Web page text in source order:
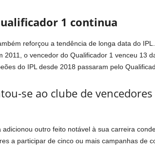
1 continua
reforçou a tendência de longa data do
o vencedor do Qualificador 1 venceu 13
do IPL desde 2018 passaram pelo
se ao clube de
adicionou outro feito notável à sua carreira
a participar de cinco ou mais campanhas de